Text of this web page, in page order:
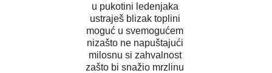
u pukotini ledenjaka
ustraješ blizak toplini
moguć u svemogućem
nizašto ne napuštajući
milosnu si zahvalnost
zašto bi snažio mrzlinu